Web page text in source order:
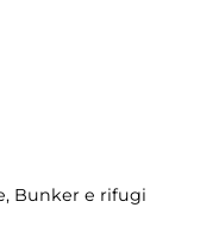
Bunker e rifugi